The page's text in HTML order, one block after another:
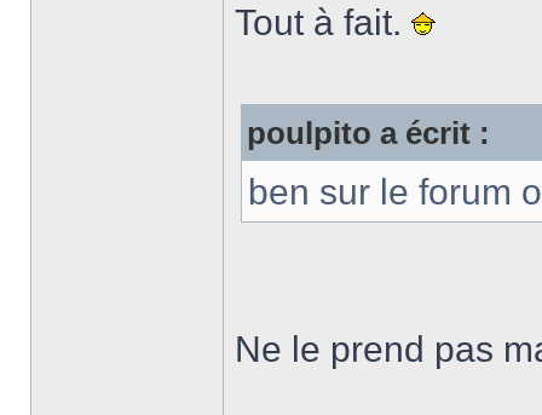
Tout à fait.
poulpito a écrit :
ben sur le forum
Ne le prend pas